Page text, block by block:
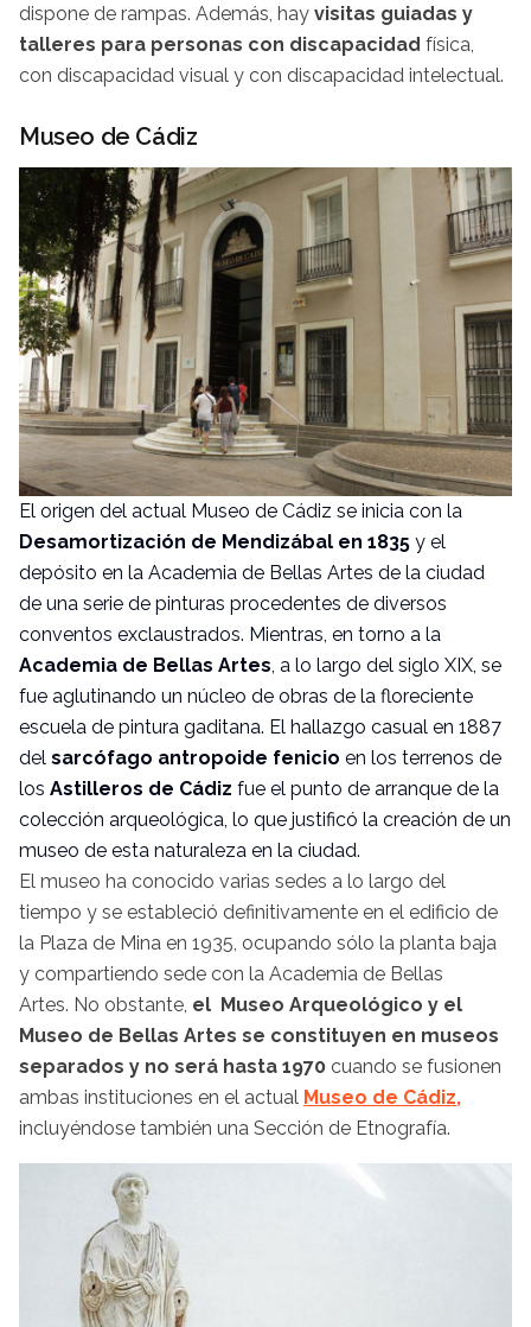
dispone de rampas. Además, hay visitas guiadas y
talleres para personas con discapacidad física,
con discapacidad visual y con discapacidad intelectual.
Museo de Cádiz
El origen del actual Museo de Cádiz se inicia con la
Desamortización de Mendizábal en 1835 y el
depósito en la Academia de Bellas Artes de la ciudad
de una serie de pinturas procedentes de diversos
conventos exclaustrados. Mientras, en torno a la
Academia de Bellas Artes, a lo largo del siglo XIX, se
fue aglutinando un núcleo de obras de la floreciente
escuela de pintura gaditana. El hallazgo casual en 1887
del sarcófago antropoide fenicio en los terrenos de
los Astilleros de Cádiz fue el punto de arranque de la
colección arqueológica, lo que justificó la creación de un
museo de esta naturaleza en la ciudad.
El museo ha conocido varias sedes a lo largo del
tiempo y se estableció definitivamente en el edificio de
la Plaza de Mina en 1935, ocupando sólo la planta baja
y compartiendo sede con la Academia de Bellas
Artes. No obstante, el Museo Arqueológico y el
Museo de Bellas Artes se constituyen en museos
separados y no será hasta 1970 cuando se fusionen
ambas instituciones en el actual Museo de Cádiz,
incluyéndose también una Sección de Etnografía.